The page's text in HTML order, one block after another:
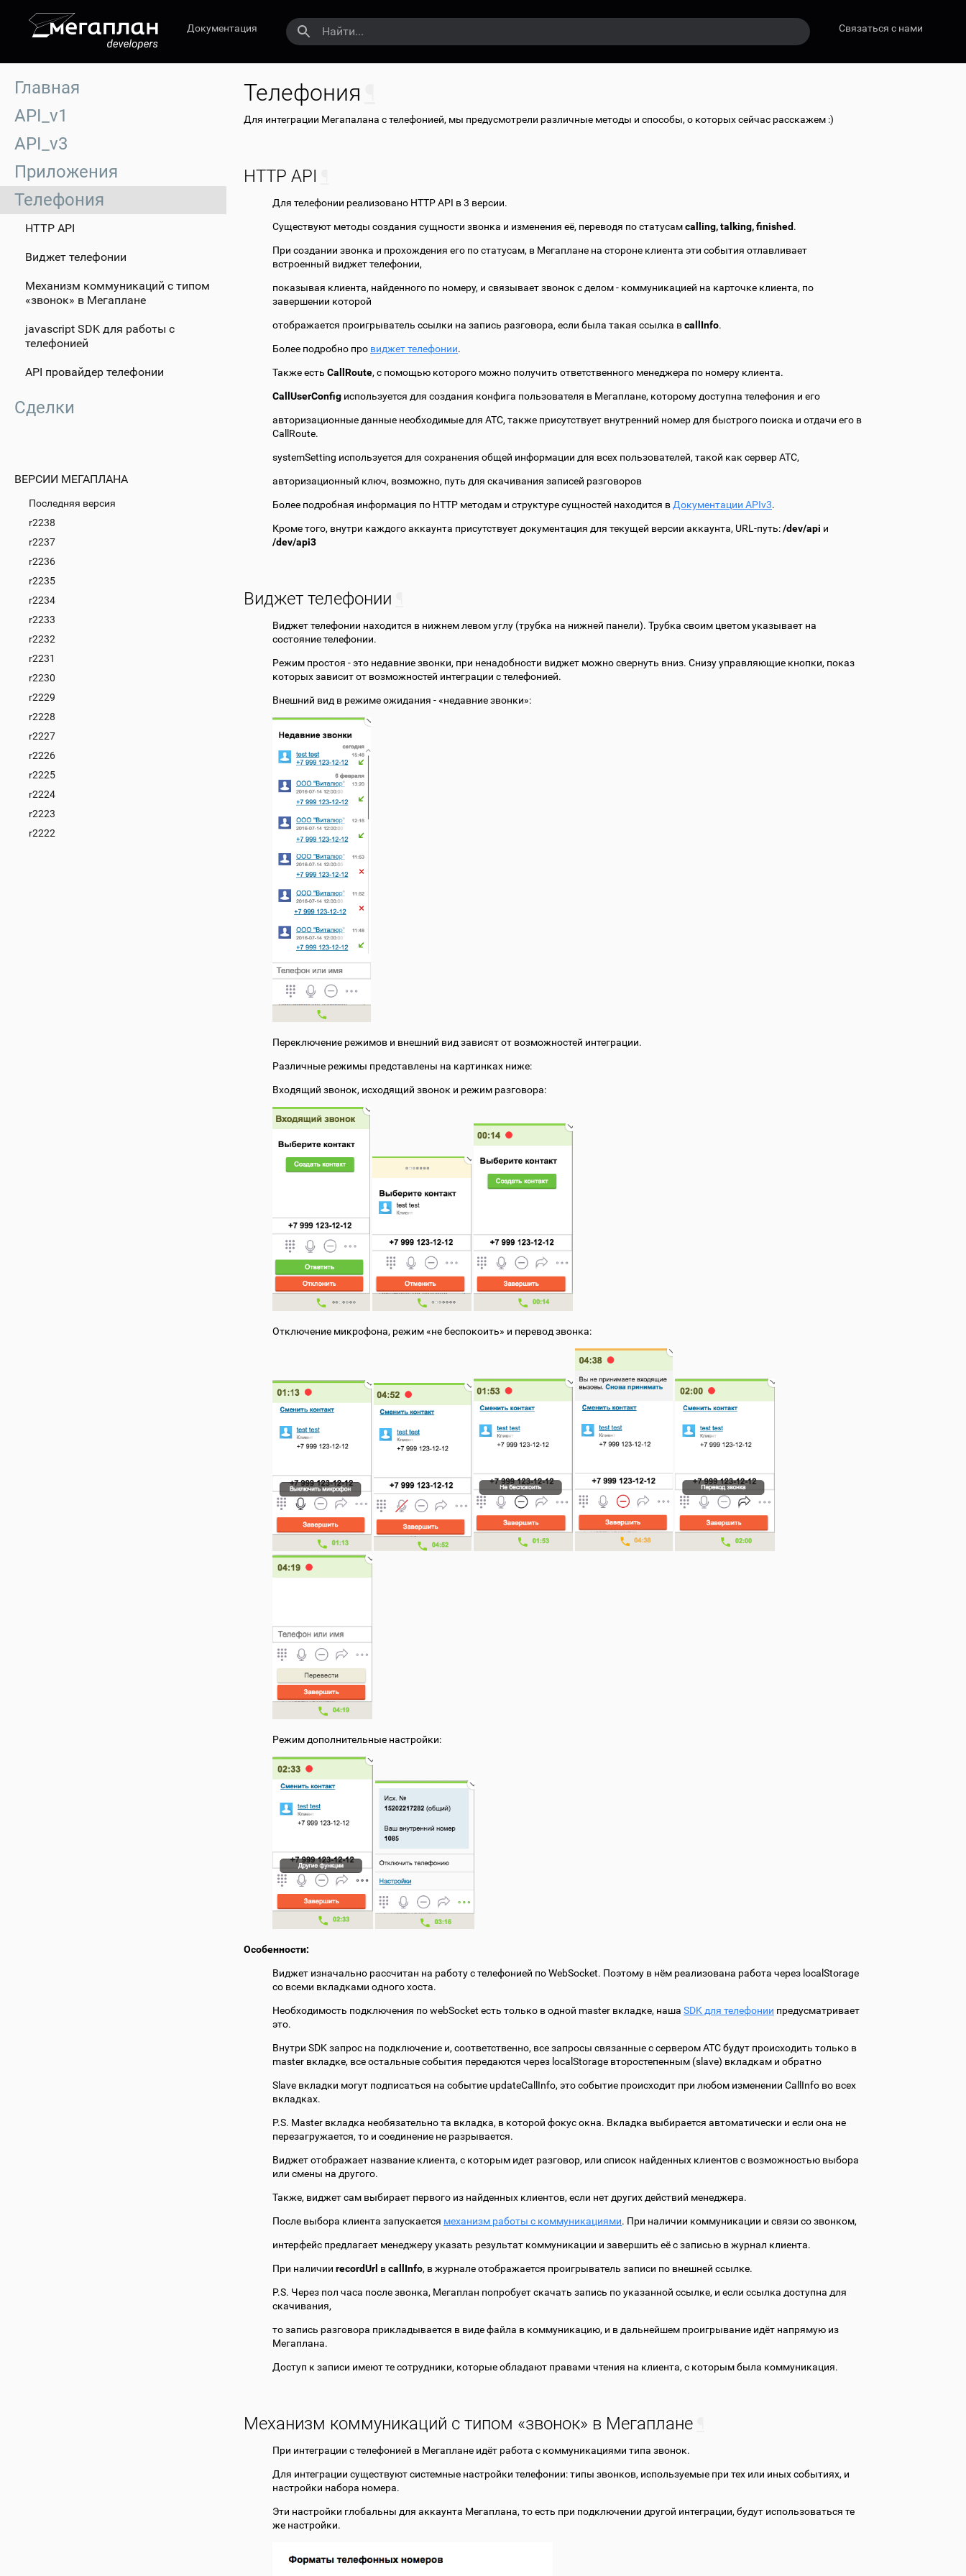
Документация Связаться с нами
Главная
API_v1
API_v3
Приложения
Телефония
HTTP API
Виджет телефонии
Механизм коммуникаций с типом
«звонок» в Мегаплане
javascript SDK для работы с
телефонией
API провайдер телефонии
Сделки
ВЕРСИИ МЕГАПЛАНА
Последняя версия
r2238
r2237
r2236
r2235
r2234
r2233
r2232
r2231
r2230
r2229
r2228
r2227
r2226
r2225
r2224
r2223
r2222
Телефония
Для интеграции Мегапалана c телефонией, мы предусмотрели различные методы и способы, о которых сейчас расскажем :)
HTTP API
Для телефонии реализовано HTTP API в 3 версии.
Существуют методы создания сущности звонка и изменения её, переводя по статусамcalling, talking, finished.
При создании звонка и прохождения его по статусам, в Мегаплане на стороне клиента эти события отлавливает
встроенный виджет телефонии,
показывая клиента, найденного по номеру, и связывает звонок с делом - коммуникацией на карточке клиента, по
завершении которой
отображается проигрыватель ссылки на запись разговора, если была такая ссылка вcallInfo.
Более подробно про виджет телефонии.
Также есть CallRoute, с помощью которого можно получить ответственного менеджера по номеру клиента.
CallUserConfig используется для создания конфига пользователя в Мегаплане, которому доступна телефония и его
авторизационные данные необходимые для АТС, также присутствует внутренний номер для быстрого поиска и отдачи его в
CallRoute.
systemSetting используется для сохранения общей информации для всех пользователей, такой как сервер АТС,
авторизационный ключ, возможно, путь для скачивания записей разговоров
Более подробная информация по HTTP методам и структуре сущностей находится в Документации APIv3.
Кроме того, внутри каждого аккаунта присутствует документация для текущей версии аккаунта, URL-путь:/dev/api и
/dev/api3
Виджет телефонии
Виджет телефонии находится в нижнем левом углу (трубка на нижней панели). Трубка своим цветом указывает на
состояние телефонии.
Режим простоя - это недавние звонки, при ненадобности виджет можно свернуть вниз. Снизу управляющие кнопки, показ
которых зависит от возможностей интеграции с телефонией.
Внешний вид в режиме ожидания - «недавние звонки»:
Переключение режимов и внешний вид зависят от возможностей интеграции.
Различные режимы представлены на картинках ниже:
Входящий звонок, исходящий звонок и режим разговора:
Отключение микрофона, режим «не беспокоить» и перевод звонка:
Режим дополнительные настройки:
Особенности:
Виджет изначально рассчитан на работу с телефонией по WebSocket. Поэтому в нём реализована работа через localStorage
со всеми вкладками одного хоста.
Необходимость подключения по webSocket есть только в одной master вкладке, наша SDK для телефонии предусматривает
это.
Внутри SDK запрос на подключение и, соответственно, все запросы связанные с сервером АТС будут происходить только в
master вкладке, все остальные события передаются через localStorage второстепенным (slave) вкладкам и обратно
Slave вкладки могут подписаться на событие updateCallInfo, это событие происходит при любом изменении CallInfo во всех
вкладках.
P.S. Master вкладка необязательно та вкладка, в которой фокус окна. Вкладка выбирается автоматически и если она не
перезагружается, то и соединение не разрывается.
Виджет отображает название клиента, с которым идет разговор, или список найденных клиентов с возможностью выбора
или смены на другого.
Также, виджет сам выбирает первого из найденных клиентов, если нет других действий менеджера.
После выбора клиента запускается механизм работы с коммуникациями. При наличии коммуникации и связи со звонком,
интерфейс предлагает менеджеру указать результат коммуникации и завершить её с записью в журнал клиента.
При наличии recordUrl вcallInfo, в журнале отображается проигрыватель записи по внешней ссылке.
P.S. Через пол часа после звонка, Мегаплан попробует скачать запись по указанной ссылке, и если ссылка доступна для
скачивания,
то запись разговора прикладывается в виде файла в коммуникацию, и в дальнейшем проигрывание идёт напрямую из
Мегаплана.
Доступ к записи имеют те сотрудники, которые обладают правами чтения на клиента, с которым была коммуникация.
Механизм коммуникаций с типом «звонок» в Мегаплане
При интеграции с телефонией в Мегаплане идёт работа с коммуникациями типа звонок.
Для интеграции существуют системные настройки телефонии: типы звонков, используемые при тех или иных событиях, и
настройки набора номера.
Эти настройки глобальны для аккаунта Мегаплана, то есть при подключении другой интеграции, будут использоваться те
же настройки.